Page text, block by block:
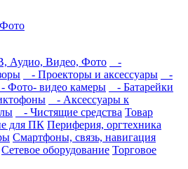
Аудио, Видео, Фото
-
- Проекторы и аксессуары
-
Фото- видео камеры
- Батарейки
- Аксессуары к
- Чистящие средства Товар
для ПК Периферия, оргтехника
Смартфоны, связь, навигация
Сетевое оборудование Торговое